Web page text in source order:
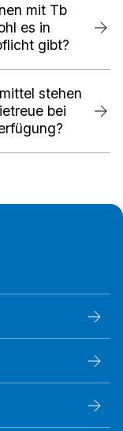
mit Tb
es in
gibt?
stehen
bei